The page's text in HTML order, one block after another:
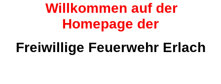
Willkommen auf der
Homepage der
Freiwillige Feuerwehr Erlach